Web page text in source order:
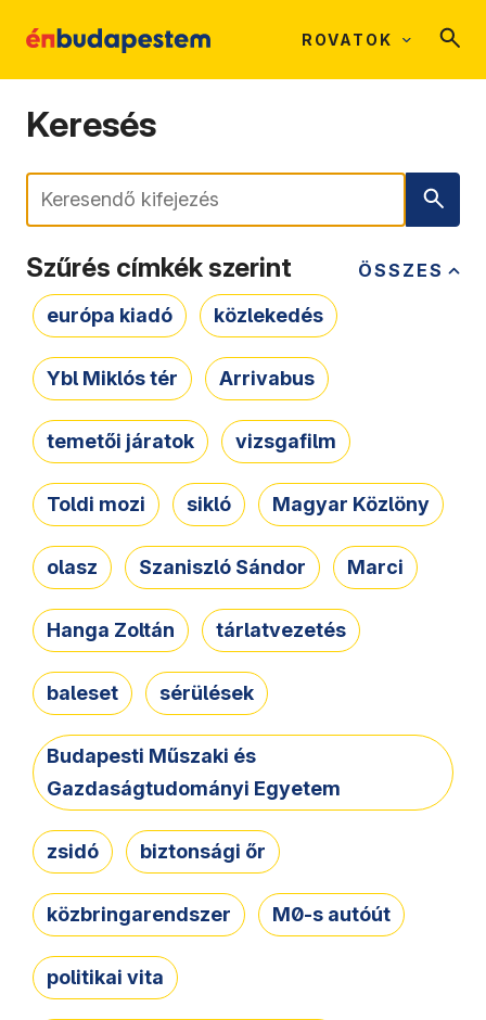
ROVATOK
Keresés
Keresés
ÖSSZES
Szűrés címkék szerint
európa kiadó közlekedés
Ybl Miklós tér Arrivabus
temetői járatok vizsgafilm
Toldi mozi sikló Magyar Közlöny
olasz Szaniszló Sándor Marci
Hanga Zoltán tárlatvezetés
baleset sérülések
Budapesti Műszaki és
Gazdaságtudományi Egyetem
zsidó biztonsági őr
közbringarendszer M0-s autóút
politikai vita